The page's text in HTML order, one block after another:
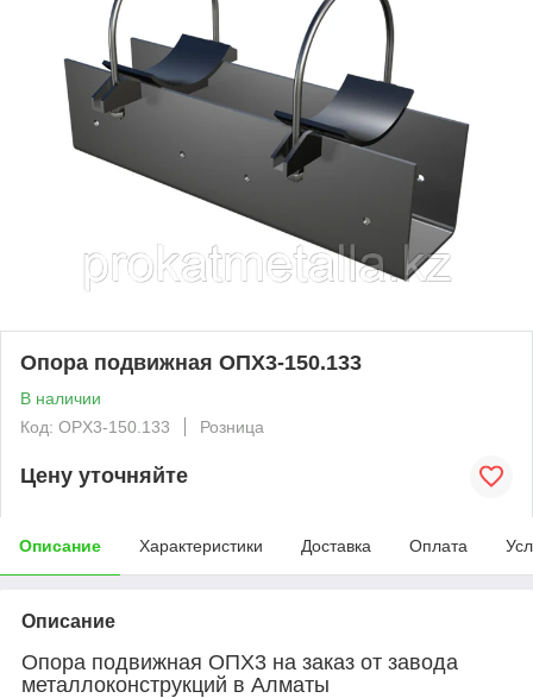
Опора подвижная ОПХ3-150.133
В наличии
Код: OPX3-150.133
Розница
Цену уточняйте
Описание Характеристики Доставка Оплата
Описание
Опора подвижная ОПХ3 на заказ от завода
металлоконструкций в Алматы